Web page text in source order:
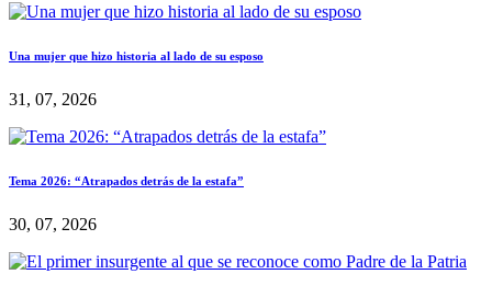
Una mujer que hizo historia al lado de su esposo
31, 07, 2026
Tema 2026: “Atrapados detrás de la estafa”
30, 07, 2026